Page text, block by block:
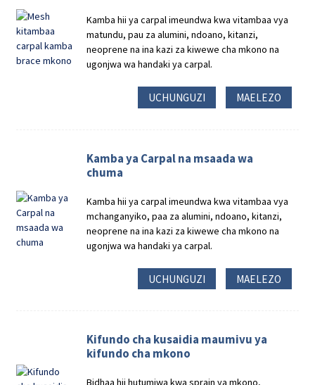
Kamba hii ya carpal imeundwa kwa vitambaa vya
matundu, pau za alumini, ndoano, kitanzi,
neoprene na ina kazi za kiwewe cha mkono na
ugonjwa wa handaki ya carpal.
UCHUNGUZI MAELEZO
Kamba ya Carpal na msaada wa
chuma
Kamba hii ya carpal imeundwa kwa vitambaa vya
mchanganyiko, paa za alumini, ndoano, kitanzi,
neoprene na ina kazi za kiwewe cha mkono na
ugonjwa wa handaki ya carpal.
UCHUNGUZI MAELEZO
Kifundo cha kusaidia maumivu ya
kifundo cha mkono
Bidhaa hii hutumiwa kwa sprain ya mkono,